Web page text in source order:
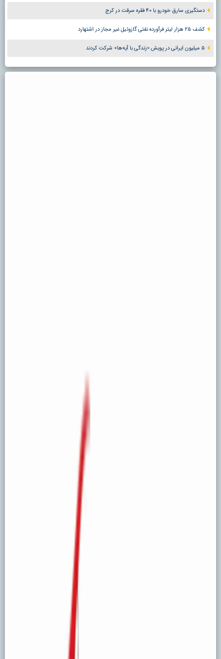
دستگیری سارق خودرو با ۴۰ فقره سرقت در کرج
کشف ۲۵ هزار لیتر فرآورده نفتی گازوئیل غیر مجاز در اشتهارد
۵ میلیون ایرانی در پویش «زندگی با آیه‌ها» شرکت کردند